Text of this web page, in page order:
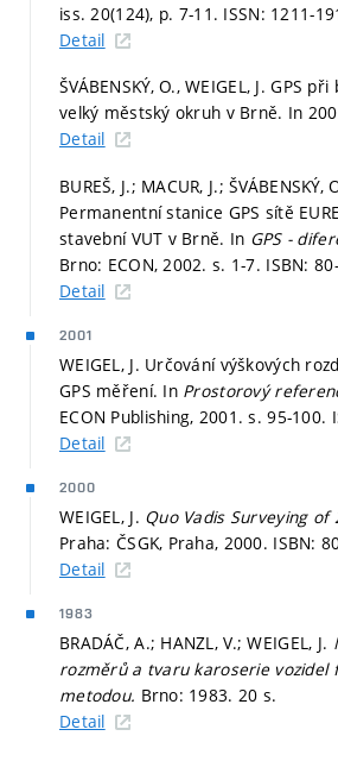
iss. 20(124), p. 7-11. ISSN: 1211-
Detail
ŠVÁBENSKÝ, O., WEIGEL, J. GPS
velký městský okruh v Brně. In
Detail
BUREŠ, J.; MACUR, J.; ŠVÁBENSKÝ,
Permanentní stanice GPS sítě
stavební VUT v Brně. In GPS -
Brno: ECON, 2002.s. 1-7. ISBN:
Detail
2001
WEIGEL, J. Určování výškových
GPS měření. In Prostorový
ECON Publishing, 2001.s. 95-100.
Detail
2000
WEIGEL, J. Quo Vadis Surveying
Praha: ČSGK, Praha, 2000. ISBN:
Detail
1983
BRADÁČ, A.; HANZL, V.; WEIGEL, J.
rozměrů a tvaru karoserie
metodou. Brno: 1983. 20 s.
Detail